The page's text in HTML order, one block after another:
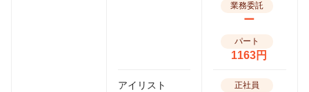
業務委託
ー
パート
1163円
アイリスト 正社員